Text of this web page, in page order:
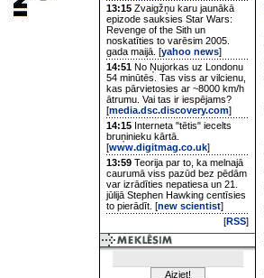
13:15 Zvaigžņu karu jaunākā
epizode sauksies Star Wars:
Revenge of the Sith un
noskatīties to varēsim 2005.
gada maijā. [yahoo news]
14:51 No Ņujorkas uz Londonu
54 minūtēs. Tas viss ar vilcienu,
kas pārvietosies ar ~8000 km/h
ātrumu. Vai tas ir iespējams?
[media.dsc.discovery.com]
14:15 Interneta "tētis" iecelts
bruņinieku kārtā.
[www.digitmag.co.uk]
13:59 Teorija par to, ka melnajā
caurumā viss pazūd bez pēdām
var izrādīties nepatiesa un 21.
jūlijā Stephen Hawking centīsies
to pierādīt. [new scientist]
[RSS]